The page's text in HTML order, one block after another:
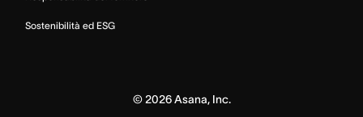
Sostenibilità ed ESG
© 2026Asana, Inc.